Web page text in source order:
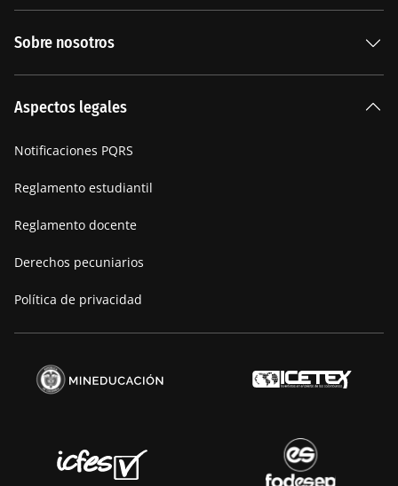
Sobre nosotros
Manifiesto
Aspectos legales
Notificaciones PQRS
Reglamento estudiantil
Reglamento docente
Derechos pecuniarios
Política de privacidad